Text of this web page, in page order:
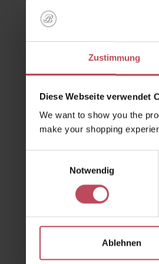
Zustimmung
Diese Webseite verwendet
We want to show you the
make your shopping
Notwendig
Ablehnen
Wie
sichtbar
für